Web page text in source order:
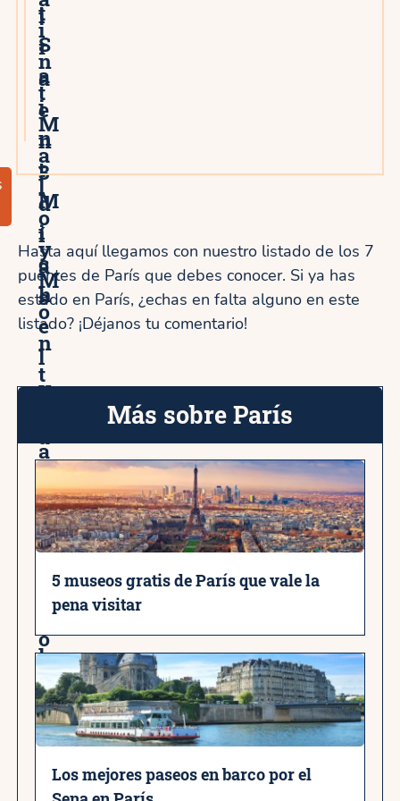
i
r
a
e
n
3
d
í
a
s
i
n
t
M
a
l
o
y
M
o
n
t
a
i
n
t
M
h
e
l
e
t
S
a
i
n
t
M
i
c
h
e
l
y
a
s
t
i
o
s
d
e
Hasta aquí llegamos con nuestro listado de los 7
puentes de París que debes conocer. Si ya has
estado en París, ¿echas en falta alguno en este
listado? ¡Déjanos tu comentario!
Más sobre París
5 museos gratis de París que vale la
pena visitar
Los mejores paseos en barco por el